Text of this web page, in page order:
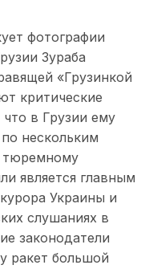
фотографии
Зураба
«Грузинкой
критические
в Грузии ему
нескольким
тюремному
является главным
Украины и
слушаниях в
законодатели
ракет большой